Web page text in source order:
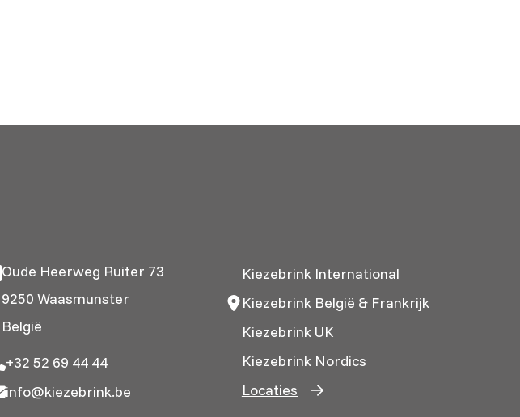
Oude Heerweg Ruiter 73
9250 Waasmunster
België
+32 52 69 44 44
info@kiezebrink.be
Kiezebrink International
Kiezebrink België & Frankrijk
Kiezebrink UK
Kiezebrink Nordics
Locaties